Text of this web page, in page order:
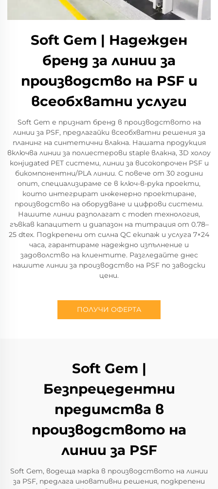
Soft Gem | Надежден
бренд за линии за
производство на PSF и
всеобхватни услуги
Soft Gem е признат бренд в производството на
линии за PSF, предлагайки всеобхватни решения за
планинг на синтетични влакна. Нашата продукция
включва линии за полиестерови staple влакна, 3D холоу
конjugated PET системи, линии за високопрочен PSF и
бикомпонентни/PLA линии. С повече от 30 години
опит, специализираме се в ключ-в-рука проекти,
които интегрират инженерно проектиране,
производство на оборудване и цифрови системи.
Нашите линии разполагат с moden технология,
гъвкав капацитет и диапазон на титрация от 0.78–
25 dtex. Подкрепени от силна QC екипаж и услуга 7×24
часа, гарантираме надеждно изпълнение и
задоволство на клиентите. Разгледайте днес
нашите линии за производство на PSF по заводски
цени.
ПОЛУЧИ ОФЕРТА
Soft Gem |
Безпрецедентни
предимства в
производството на
линии за PSF
Soft Gem, водеща марка в производството на линии
за PSF, предлага иновативни решения, подкрепени